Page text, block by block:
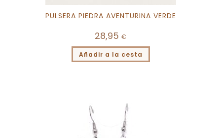
PULSERA PIEDRA AVENTURINA VERDE
28,95 €
Añadir a la cesta